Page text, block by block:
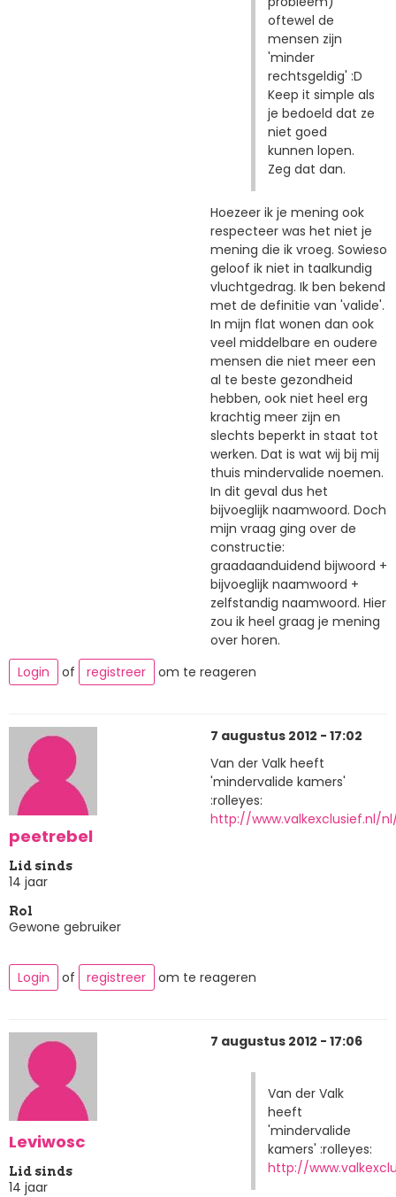
oftewel de
mensen zijn
'minder
rechtsgeldig' :D
Keep it simple als
je bedoeld dat ze
niet goed
kunnen lopen.
Zeg dat dan.
Hoezeer ik je mening ook
respecteer was het niet je
mening die ik vroeg. Sowieso
geloof ik niet in taalkundig
vluchtgedrag. Ik ben bekend
met de definitie van 'valide'.
In mijn flat wonen dan ook
veel middelbare en oudere
mensen die niet meer een
al te beste gezondheid
hebben, ook niet heel erg
krachtig meer zijn en
slechts beperkt in staat tot
werken. Dat is wat wij bij mij
thuis mindervalide noemen.
In dit geval dus het
bijvoeglijk naamwoord. Doch
mijn vraag ging over de
constructie:
graadaanduidend bijwoord +
bijvoeglijk naamwoord +
zelfstandig naamwoord. Hier
zou ik heel graag je mening
over horen.
Login
of registreer om te reageren
peetrebel
Lid sinds
14 jaar
Rol
Gewone gebruiker
7 augustus 2012 - 17:02
Van der Valk heeft
'mindervalide kamers'
:rolleyes:
http://www.valkexclusief.nl/
Login of registreer om te reageren
Leviwosc
Lid sinds
14 jaar
7 augustus 2012 - 17:06
Van der Valk
heeft
'mindervalide
kamers' :rolleyes:
http://